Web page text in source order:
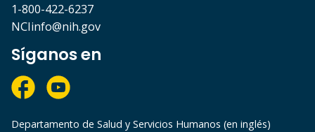
1-800-422-6237
NCIinfo@nih.gov
Síganos en
Departamento de Salud y Servicios Humanos (en inglés)